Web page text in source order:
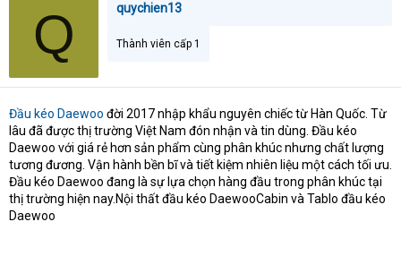
a
t
e
r
ó
Q quychien13
Thành viên cấp 1
Đầu kéo Daewoo đời 2017 nhập khẩu nguyên chiếc từ Hàn Quốc. Từ
lâu đã được thị trường Việt Nam đón nhận và tin dùng. Đầu kéo
Daewoo với giá rẻ hơn sản phẩm cùng phân khúc nhưng chất lượng
tương đương. Vận hành bền bĩ và tiết kiệm nhiên liệu một cách tối ưu.
Đầu kéo Daewoo đang là sự lựa chọn hàng đầu trong phân khúc tại
thị trường hiện nay.Nội thất đầu kéo DaewooCabin và Tablo đầu kéo
Daewoo